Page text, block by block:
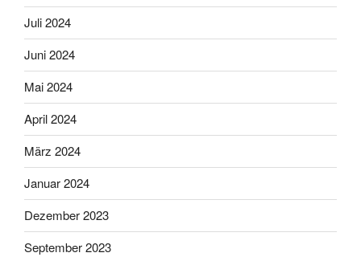
Juli 2024
Juni 2024
Mai 2024
April 2024
März 2024
Januar 2024
Dezember 2023
September 2023